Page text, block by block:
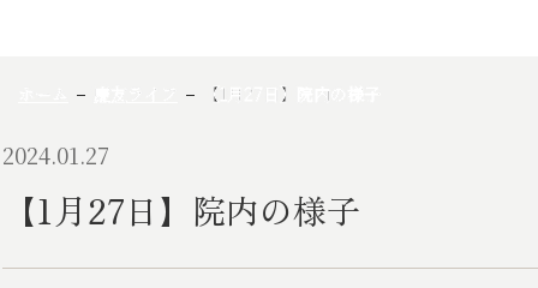
慶友ライフ 【1月27日】院内の様子
2024.01.27
【1月27日】院内の様子